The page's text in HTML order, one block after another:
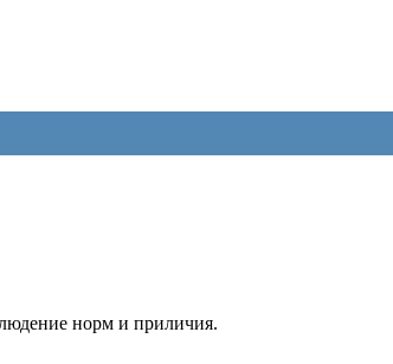
норм и приличия.